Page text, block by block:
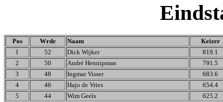
Pos Wrde Naam
Keizer
1
52 Dick Wijker
819.1
2
50 André Hennipman
791.5
3
48 Ingmar Visser
683.6
4
46 Hajo de Vries
654.4
5
44 Wim Geels
625.2